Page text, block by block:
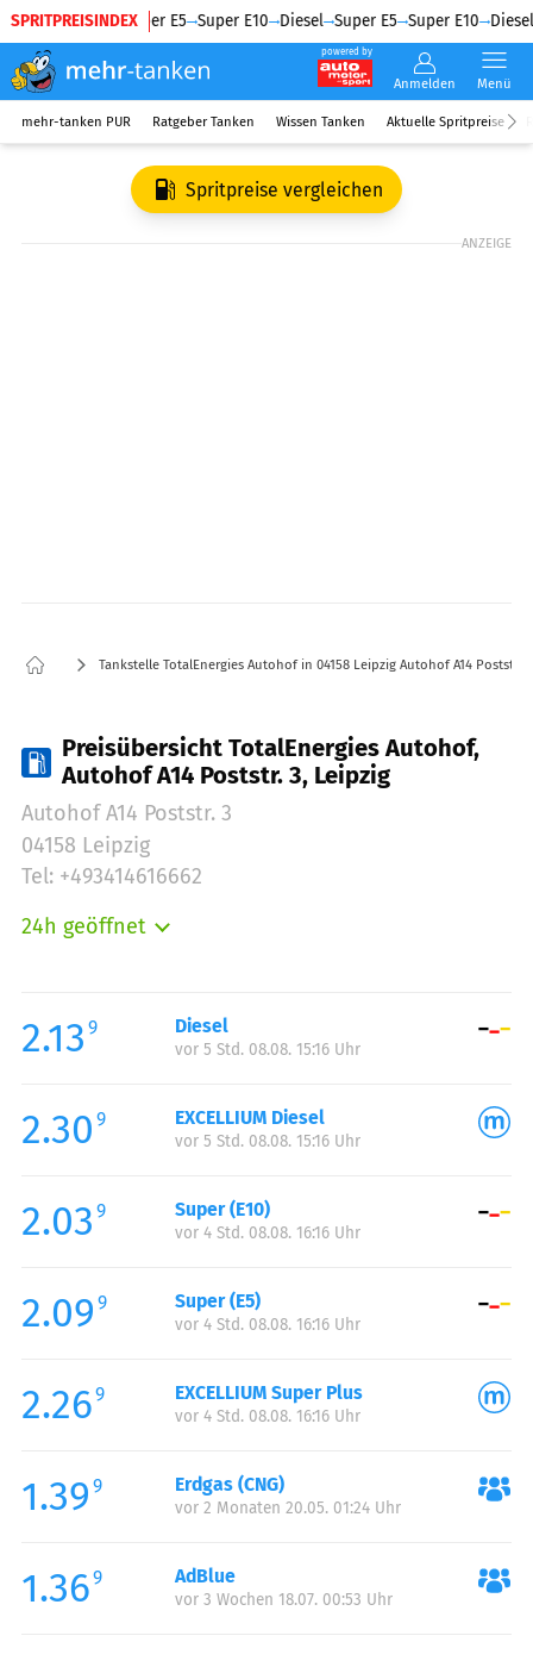
SPRITPREISINDEX
Diesel Super E5 Super E10 Diesel Super E5 Super E10 Diesel
powered by
Anmelden Menü
mehr-tanken PUR Ratgeber Tanken Wissen Tanken Aktuelle Spritpreise
Spritpreise vergleichen
ANZEIGE
Tankstelle TotalEnergies Autohof in 04158 Leipzig Autohof A14 Poststr. 3
Preisübersicht TotalEnergies Autohof,
Autohof A14 Poststr. 3, Leipzig
Autohof A14 Poststr. 3
04158 Leipzig
Tel: +493414616662
24h geöffnet
Mittwoch:
00:00-24:00
Donnerstag:
Samstag:
00:00-24:00
Sonntag:
2.13 9 Diesel
vor 5 Std. 08.08. 15:16 Uhr
2.30 9 EXCELLIUM Diesel
vor 5 Std. 08.08. 15:16 Uhr
2.03 9 Super (E10)
vor 4 Std. 08.08. 16:16 Uhr
2.09 9 Super (E5)
vor 4 Std. 08.08. 16:16 Uhr
2.269 EXCELLIUM Super Plus
vor 4 Std. 08.08. 16:16 Uhr
1.39 9 Erdgas (CNG)
vor 2 Monaten 20.05. 01:24 Uhr
1.369 AdBlue
vor 3 Wochen 18.07. 00:53 Uhr